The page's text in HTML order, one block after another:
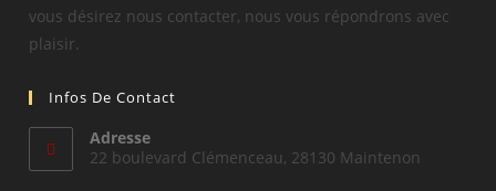
vous désirez nous contacter, nous vous répondrons avec
plaisir.
Infos De Contact
Adresse
22 boulevard Clémenceau, 28130 Maintenon